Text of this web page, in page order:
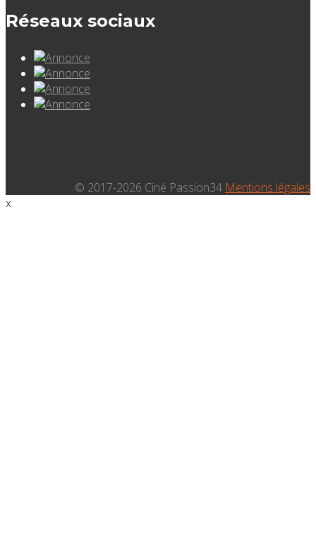
Réseaux sociaux
© 2017-2026 Ciné Passion34 Mentions légales
x